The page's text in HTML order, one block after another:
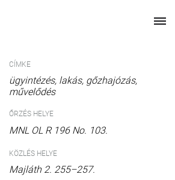
CÍMKE
ügyintézés lakás gőzhajózás
művelődés
ŐRZÉS HELYE
MNL OL R 196 No. 103.
KÖZLÉS HELYE
Majláth 2. 255–257.